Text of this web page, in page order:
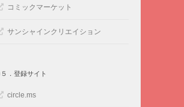
コミックマーケット
サンシャインクリエイション
．登録サイト
circle.ms